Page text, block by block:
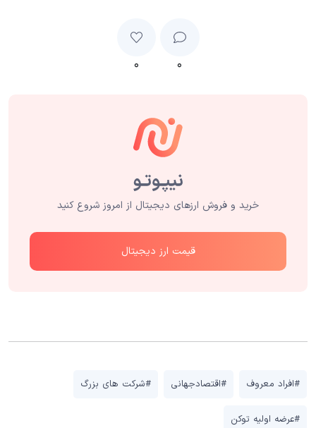
۰ ۰
خرید و فروش ارزهای دیجیتال از امروز شروع کنید
قیمت ارز دیجیتال
#افراد معروف #اقتصادجهانی #شرکت های بزرگ
#عرضه اولیه توکن